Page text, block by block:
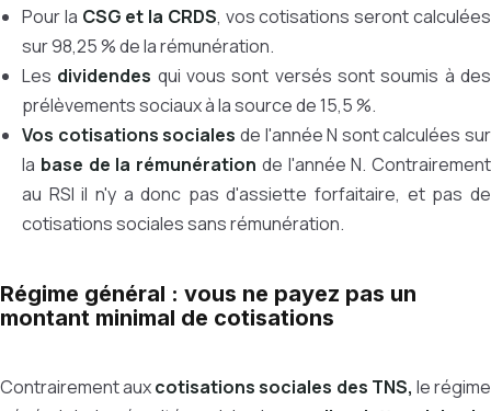
Pour la CSG et la CRDS, vos cotisations seront calculées
sur 98,25 % de la rémunération.
Les dividendes qui vous sont versés sont soumis à des
prélèvements sociaux à la source de 15,5 %.
Vos cotisations sociales de l'année N sont calculées sur
la base de la rémunération de l'année N. Contrairement
au RSI il n'y a donc pas d'assiette forfaitaire, et pas de
cotisations sociales sans rémunération.
Régime général : vous ne payez pas un
montant minimal de cotisations
Contrairement auxcotisations sociales des TNS, le régime